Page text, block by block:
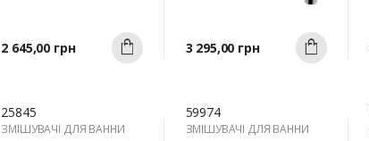
Швидкий
перегляд
Ціна
2 645,00 грн Купити
Швидкий
перегляд
Ціна
3 295,00 грн Купити
25845
ЗМІШУВАЧІ ДЛЯ ВАННИ
59974
ЗМІШУВАЧІ ДЛЯ ВАННИ